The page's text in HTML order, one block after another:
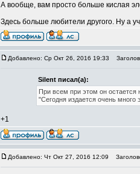
А вообще, вам просто больше кислая
Здесь больше любители другого. Ну а
Добавлено: Ср Окт 26, 2016 19:33
Silent писал(а):
При всем при этом он остается
"Сегодня издается очень
+1
Добавлено: Чт Окт 27, 2016 12:09